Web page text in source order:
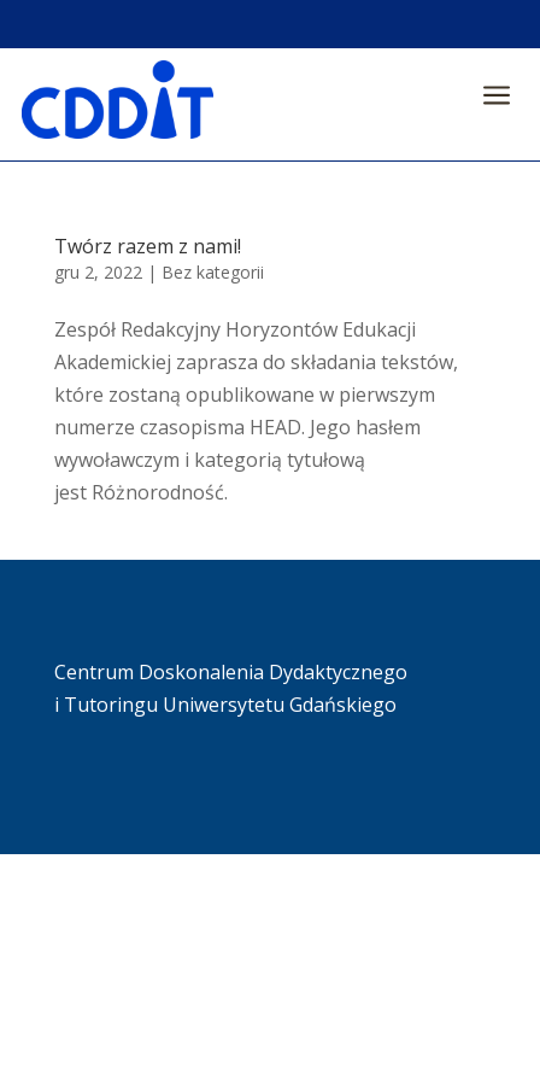
a
Twórz razem z nami!
gru 2, 2022| Bez kategorii
Zespół Redakcyjny Horyzontów Edukacji
Akademickiej zaprasza do składania tekstów,
które zostaną opublikowane w pierwszym
numerze czasopisma HEAD. Jego hasłem
wywoławczym i kategorią tytułową
jest Różnorodność.
Centrum Doskonalenia Dydaktycznego
i Tutoringu Uniwersytetu Gdańskiego